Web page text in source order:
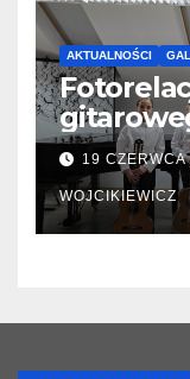
AKTUALNOŚCI
19
WOJCIKIEWICZ